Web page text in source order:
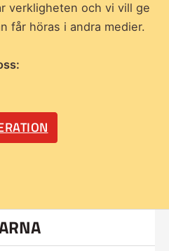
verkligheten och vi vill ge
får höras i andra medier.